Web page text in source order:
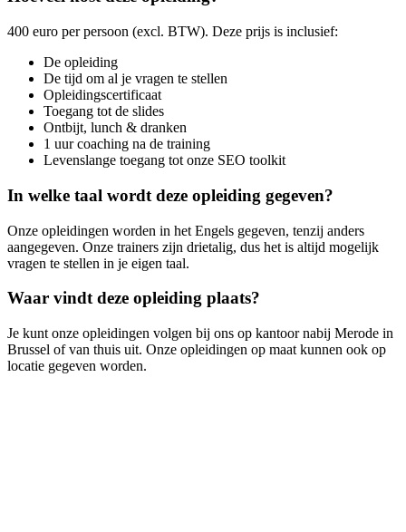
400 euro per persoon (excl. BTW). Deze prijs is inclusief:
De opleiding
De tijd om al je vragen te stellen
Opleidingscertificaat
Toegang tot de slides
Ontbijt, lunch & dranken
1 uur coaching na de training
Levenslange toegang tot onze SEO toolkit
In welke taal wordt deze opleiding gegeven?
Onze opleidingen worden in het Engels gegeven, tenzij anders
aangegeven. Onze trainers zijn drietalig, dus het is altijd mogelijk
vragen te stellen in je eigen taal.
Waar vindt deze opleiding plaats?
Je kunt onze opleidingen volgen bij ons op kantoor nabij Merode in
Brussel of van thuis uit. Onze opleidingen op maat kunnen ook op
locatie gegeven worden.